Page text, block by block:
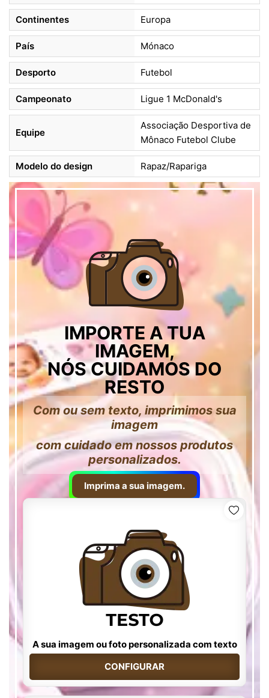
Continentes Europa
País Mónaco
Desporto Futebol
Campeonato Ligue 1 McDonald's
Equipe
Associação Desportiva de
Mônaco Futebol Clube
Modelo do design Rapaz/Rapariga
IMPORTE A TUA
IMAGEM,
NÓS CUIDAMOS DO
RESTO
Com ou sem texto, imprimimos sua
imagem
com cuidado em nossos produtos
personalizados.
Imprima a sua imagem.
A sua imagem ou foto personalizada com texto
CONFIGURAR